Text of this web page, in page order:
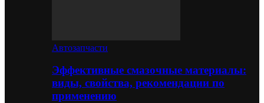
Автозапчасти
Эффективные смазочные материалы:
виды, свойства, рекомендации по
применению